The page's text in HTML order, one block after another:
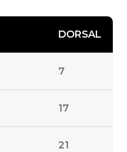
DORSAL
7
17
21